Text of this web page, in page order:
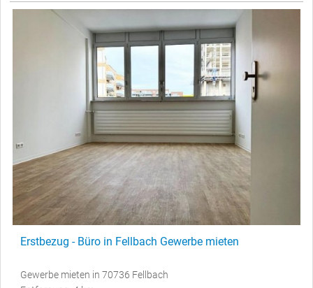
Erstbezug - Büro in Fellbach Gewerbe mieten
Gewerbe mieten in 70736 Fellbach